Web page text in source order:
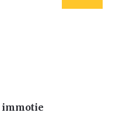
immotie